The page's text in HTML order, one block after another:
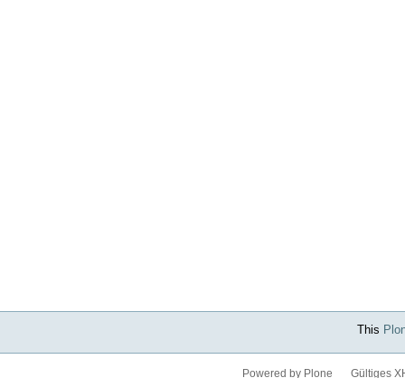
This
Powered by Plone Gültiges